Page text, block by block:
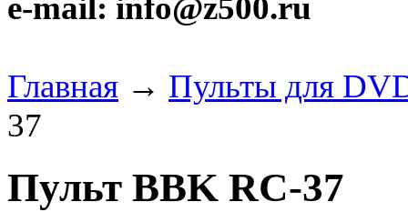
e-mail: info@z500.ru
Главная → Пульты для
37
Пульт BBK RC-37